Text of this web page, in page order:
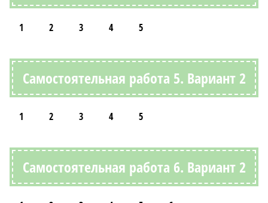
1 2 3 4 5
Самостоятельная работа 5. Вариант 2
1 2 3 4 5
Самостоятельная работа 6. Вариант 2